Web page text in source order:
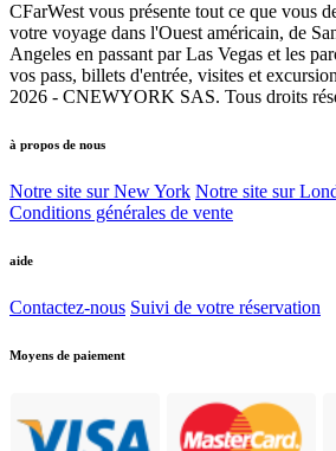
CFarWest vous présente tout ce que vous
votre voyage dans l'Ouest américain, de
Angeles en passant par Las Vegas et les
vos pass, billets d'entrée, visites et
2026 - CNEWYORK SAS. Tous droits
à propos de nous
Notre site sur New York Notre site sur
Conditions générales de vente
aide
Contactez-nous Suivi de votre réservation
Moyens de paiement